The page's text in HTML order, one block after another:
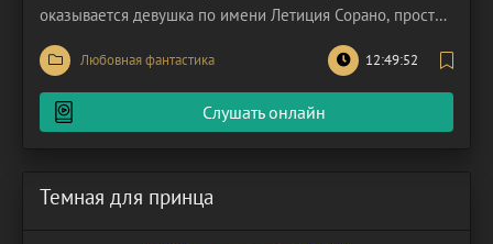
оказывается девушка по имени Летиция Сорано, простая
воспитанница пансиона, наделенная светлым даром
ведьмы. Героиня жила скромно, ее заветная мечта
требовала лишь успешной сдачи экзаменов и, что
гораздо сложнее, добычи
Любовная фантастика 12:49:52
Слушать онлайн
Темная для принца